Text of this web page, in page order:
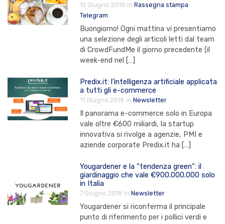
12 Giugno 2018 in Rassegna stampa
Telegram
Buongiorno! Ogni mattina vi presentiamo
una selezione degli articoli letti dal team
di CrowdFundMe il giorno precedente (il
week-end nel […]
Predix.it: l’intelligenza artificiale applicata
a tutti gli e-commerce
11 Giugno 2018 in Newsletter
Il panorama e-commerce solo in Europa
vale oltre €600 miliardi, la startup
innovativa si rivolge a agenzie, PMI e
aziende corporate Predix.it ha […]
Yougardener e la “tendenza green”: il
giardinaggio che vale €900.000.000 solo
in Italia
7 Giugno 2018 in Newsletter
Yougardener si riconferma il principale
punto di riferimento per i pollici verdi e